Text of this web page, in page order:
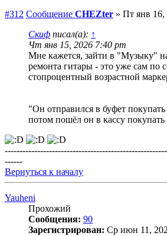
#312 Сообщение CHEZter » Пт янв 16,
Скиф писал(а): ↑
Чт янв 15, 2026 7:40 pm
Мне кажется, зайти в "Музыку"
ремонта гитары - это уже сам по
стопроцентный возрастной
"Он отправился в буфет покупать
потом пошёл он в кассу
------
Вернуться к началу
Yauheni
Прохожий
Сообщения: 90
Зарегистрирован: Ср июн 11,